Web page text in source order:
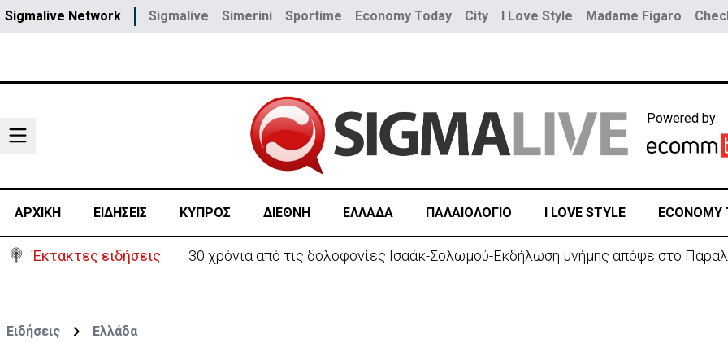
Sigmalive Network Sigmalive Simerini Sportime Economy Today City I Love Style Madame Figaro
Powered by:
ΑΡΧΙΚΗ ΕΙΔΗΣΕΙΣ ΚΥΠΡΟΣ ΔΙΕΘΝΗ ΕΛΛΑΔΑ ΠΑΛΑΙΟΛΟΓΙΟ I LOVE STYLE ECONOMY
Έκτακτες ειδήσεις 30 χρόνια από τις δολοφονίες Ισαάκ-Σολωμού-Εκδήλωση μνήμης απόψε στο
Ειδήσεις Ελλάδα